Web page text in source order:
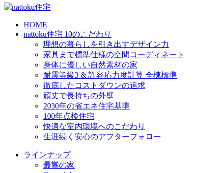
HOME
nattoku住宅 10のこだわり
理想の暮らしを引き出すデザイン力
家具まで標準仕様の空間コーディネート
身体に優しい自然素材の家
耐震等級3 & 許容応力度計算 全棟標準
徹底したコストダウンの追求
頑丈で長持ちの外壁
2030年の省エネ住宅基準
100年点検住宅
快適な室内環境へのこだわり
生涯続く安心のアフターフォロー
ラインナップ
最響の家